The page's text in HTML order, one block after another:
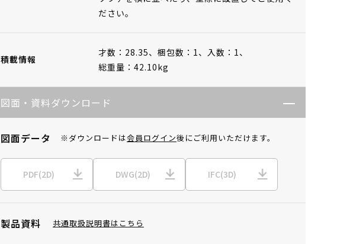
ださい。
積載情報
才数：28.35、 梱包数：1、 入数：1、
総重量：42.10kg
図面・資料ダウンロード
図面データ ※ダウンロードは会員ログイン後にご利用いただけます。
PDF(2D) DWG(2D) IFC(3D)
製品資料 共通取扱説明書はこちら